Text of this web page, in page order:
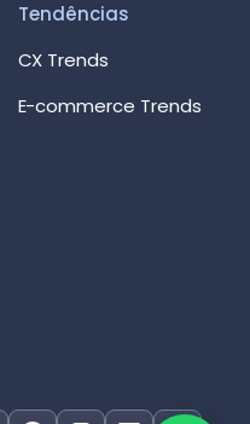
Tendências
CX Trends
E-commerce Trends